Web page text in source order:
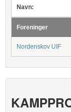
Navn:
Foreninger
Nordenskov UIF